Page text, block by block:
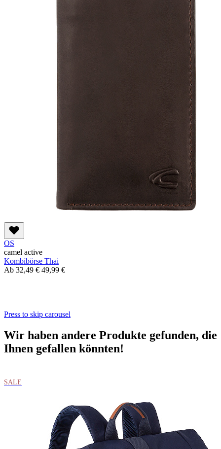
OS
camel active
Kombibörse Thai
Ab 32,49 € 49,99 €
Press to skip carousel
Wir haben andere Produkte gefunden, die
Ihnen gefallen könnten!
SALE